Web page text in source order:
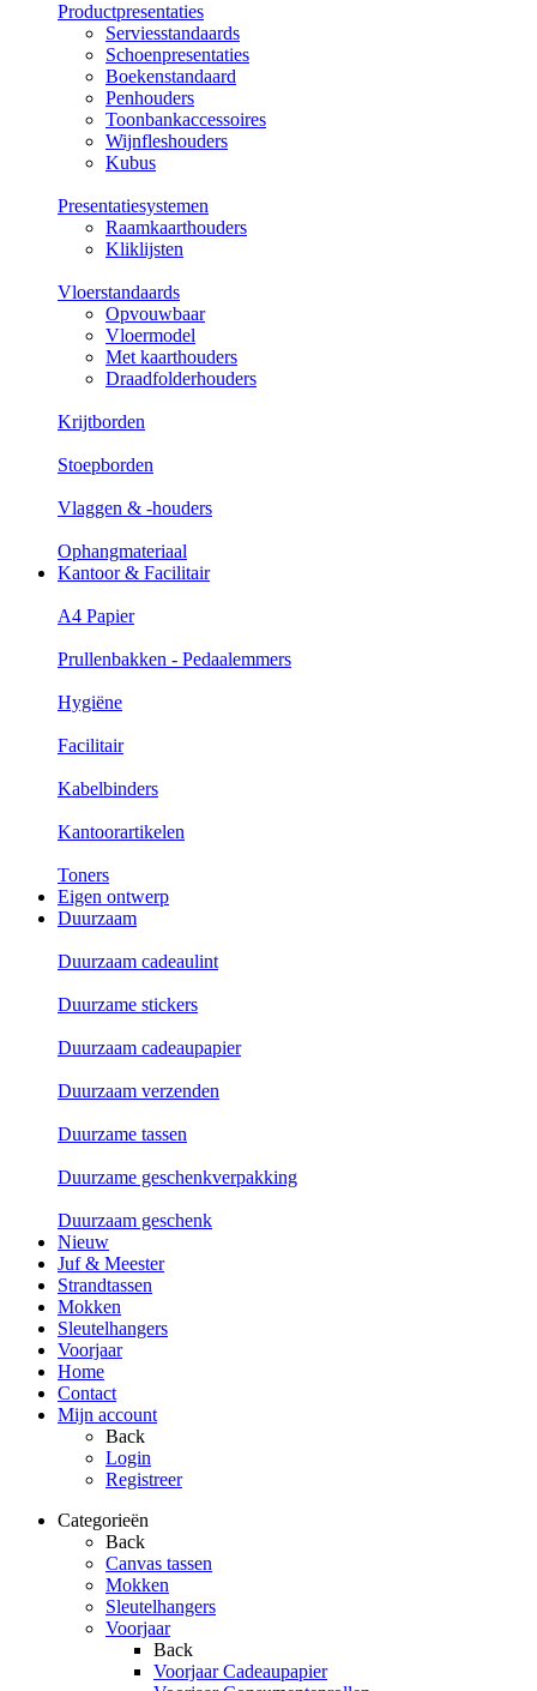
Productpresentaties
Serviesstandaards
Schoenpresentaties
Boekenstandaard
Penhouders
Toonbankaccessoires
Wijnfleshouders
Kubus
Presentatiesystemen
Raamkaarthouders
Kliklijsten
Vloerstandaards
Opvouwbaar
Vloermodel
Met kaarthouders
Draadfolderhouders
Krijtborden
Stoepborden
Vlaggen & -houders
Ophangmateriaal
Kantoor & Facilitair
A4 Papier
Prullenbakken - Pedaalemmers
Hygiëne
Facilitair
Kabelbinders
Kantoorartikelen
Toners
Eigen ontwerp
Duurzaam
Duurzaam cadeaulint
Duurzame stickers
Duurzaam cadeaupapier
Duurzaam verzenden
Duurzame tassen
Duurzame geschenkverpakking
Duurzaam geschenk
Nieuw
Juf & Meester
Strandtassen
Mokken
Sleutelhangers
Voorjaar
Home
Contact
Mijn account
Back
Login
Registreer
Categorieën
Back
Canvas tassen
Mokken
Sleutelhangers
Voorjaar
Back
Voorjaar Cadeaupapier